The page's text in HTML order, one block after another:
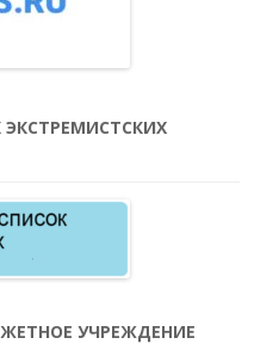
УЧРЕЖДЕНИЕ